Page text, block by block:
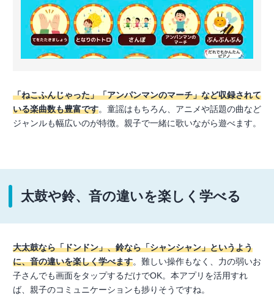
「ねこふんじゃった」「アンパンマンのマーチ」など収録されて
いる楽曲数も豊富です。童謡はもちろん、アニメや話題の曲など
ジャンルも幅広いのが特徴。親子で一緒に歌いながら遊べます。
太鼓や鈴、音の違いを楽しく学べる
大太鼓なら「ドンドン」、鈴なら「シャンシャン」というよう
に、音の違いを楽しく学べます。難しい操作もなく、力の弱いお
子さんでも画面をタップするだけでOK。本アプリを活用すれ
ば、親子のコミュニケーションも捗りそうですね。